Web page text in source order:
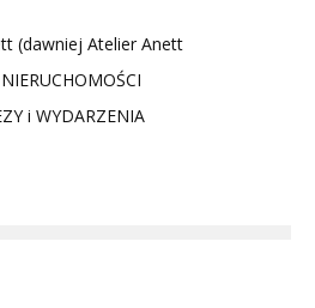
(dawniej Atelier Anett
i WYDARZENIA